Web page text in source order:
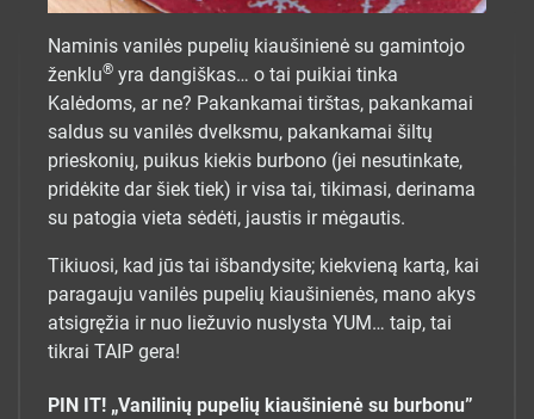
Naminis vanilės pupelių kiaušinienė su gamintojo
ženklu® yra dangiškas… o tai puikiai tinka
Kalėdoms, ar ne? Pakankamai tirštas, pakankamai
saldus su vanilės dvelksmu, pakankamai šiltų
prieskonių, puikus kiekis burbono (jei nesutinkate,
pridėkite dar šiek tiek) ir visa tai, tikimasi, derinama
su patogia vieta sėdėti, jaustis ir mėgautis.
Tikiuosi, kad jūs tai išbandysite; kiekvieną kartą, kai
paragauju vanilės pupelių kiaušinienės, mano akys
atsigręžia ir nuo liežuvio nuslysta YUM… taip, tai
tikrai TAIP gera!
PIN IT! „Vanilinių pupelių kiaušinienė su burbonu”